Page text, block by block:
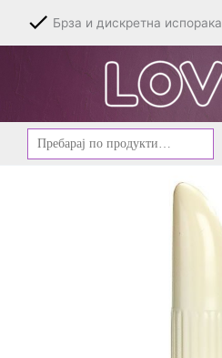
content
Брза и дискретна испорака
Барај
за: